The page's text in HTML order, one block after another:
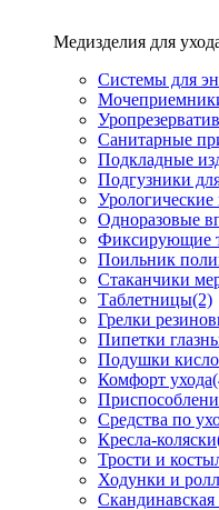
Медизделия для
Системы для
Санитарные
Подкладные
Подгузники
Урологические
Одноразовые
Фиксирующие
Поильник
Стаканчики
Таблетницы(2)
Грелки
Пипетки
Подушки
Комфорт ухода
Средства по
Кресла-коляски
Трости и
Ходунки и
Скандинавская